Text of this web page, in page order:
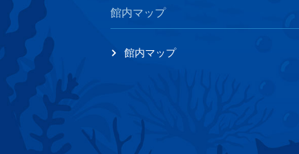
館内マップ
館内マップ